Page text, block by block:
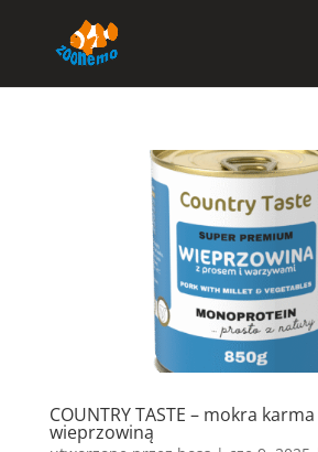
COUNTRY TASTE – mokra
wieprzowiną